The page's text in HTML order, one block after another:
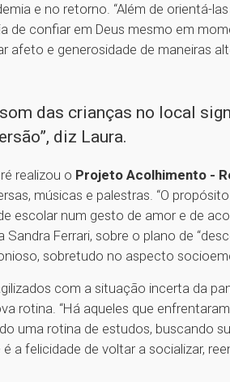
e no retorno. “Além de orientá-
confiar em Deus mesmo em
afeto e generosidade de maneiras
das crianças no local
diz Laura.
realizou o Projeto Acolhimento -
músicas e palestras. “O
escolar num gesto de amor e de
Ferrari, sobre o plano de
sobretudo no aspecto
com a situação incerta da
rotina. “Há aqueles que
uma rotina de estudos, buscando
a felicidade de voltar a socializar,